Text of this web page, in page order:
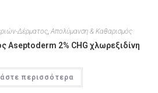
Δέρματος, Απολύμανση & Καθαρισμός
Aseptoderm 2% CHG χλωρεξιδίνη
περισσότερα